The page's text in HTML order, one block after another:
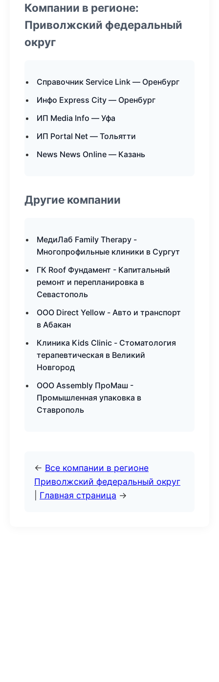
Компании в регионе:
Приволжский федеральный
округ
Справочник Service Link — Оренбург
Инфо Express City — Оренбург
ИП Media Info — Уфа
ИП Portal Net — Тольятти
News News Online — Казань
Другие компании
МедиЛаб Family Therapy -
Многопрофильные клиники в Сургут
ГК Roof Фундамент - Капитальный
ремонт и перепланировка в
Севастополь
ООО Direct Yellow - Авто и транспорт
в Абакан
Клиника Kids Clinic - Стоматология
терапевтическая в Великий
Новгород
ООО Assembly ПроМаш -
Промышленная упаковка в
Ставрополь
← Все компании в регионе
Приволжский федеральный округ
Главная страница →